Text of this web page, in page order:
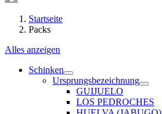
Startseite
Packs
Alles anzeigen
Schinken
Ursprungsbezeichnung
GUIJUELO
LOS PEDROCHES